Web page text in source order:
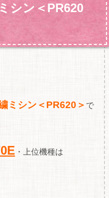
シン＜PR620
ミシン＜PR620＞ で
・上位機種は